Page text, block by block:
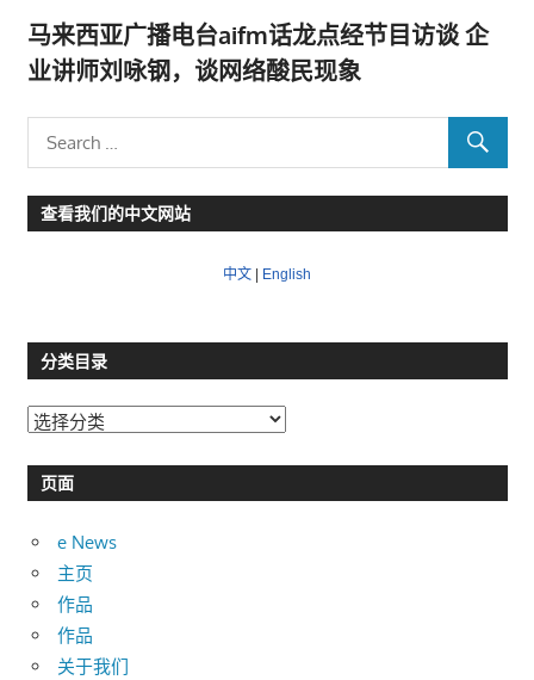
马来西亚广播电台aifm话龙点经节目访谈 企
业讲师刘咏钢，谈网络酸民现象
查看我们的中文网站
中文 English
分类目录
分
目页面
e News
主页
作品
作品
关于我们